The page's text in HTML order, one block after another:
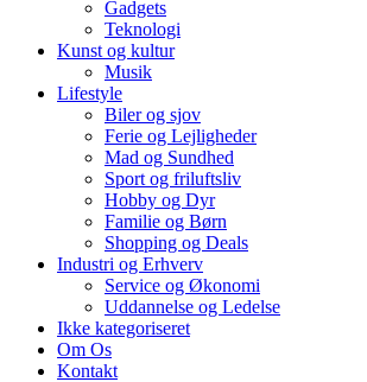
Gadgets
Teknologi
Kunst og kultur
Musik
Lifestyle
Biler og sjov
Ferie og Lejligheder
Mad og Sundhed
Sport og friluftsliv
Hobby og Dyr
Familie og Børn
Shopping og Deals
Industri og Erhverv
Service og Økonomi
Uddannelse og Ledelse
Ikke kategoriseret
Om Os
Kontakt